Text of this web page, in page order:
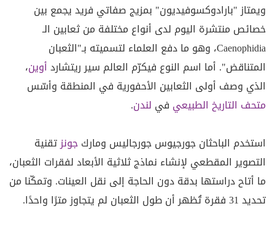
ويمتاز "بارادوكسوفيديون" بمزيج صفاتي فريد يجمع بين
خصائص منتشرة اليوم لدى أنواع مختلفة من ثعابين الـ
Caenophidia، وهو ما دفع العلماء لتسميته بـ"الثعبان
المتناقض". أما اسم النوع فيكرّم العالم سير ريتشاردأوين،
الذي وصف أولى الثعابين الأحفورية في المنطقة وأسّس
متحف التاريخ الطبيعي في لندن.
استخدم الباحثان جورجيوس جورجاليس وماركجونزتقنية
التصوير المقطعي لإنشاء نماذج ثلاثية الأبعاد لفقرات الثعبان،
ما أتاح دراستها بدقة دون الحاجة إلى نقل العينات. وتمكّنا من
تحديد 31 فقرة تُظهر أن طول الثعبان لم يتجاوز مترًا واحدًا.